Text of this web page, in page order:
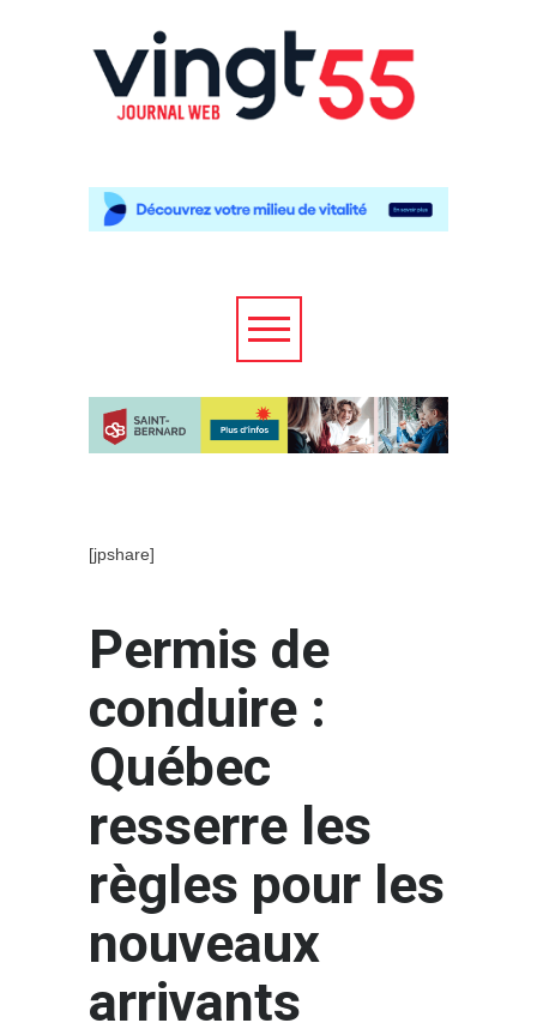
[jpshare]
Permis de
conduire :
Québec
resserre les
règles pour les
nouveaux
arrivants